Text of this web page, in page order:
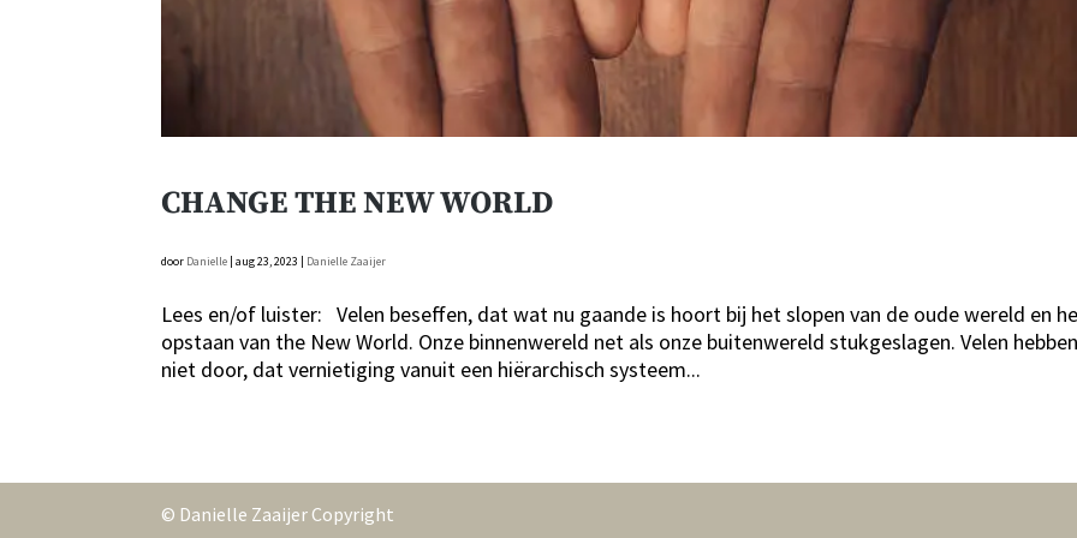
CHANGE THE NEW WORLD
door Danielle |aug 23, 2023 | Danielle Zaaijer
Lees en/of luister: Velen beseffen, dat wat nu gaande is hoort bij het slopen van de oude wereld en
opstaan van the New World. Onze binnenwereld net als onze buitenwereld stukgeslagen. Velen
niet door, dat vernietiging vanuit een hiërarchisch systeem...
© Danielle Zaaijer Copyright